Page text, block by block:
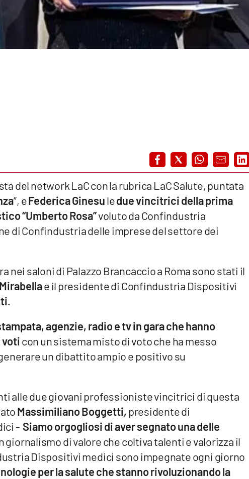
del network LaC con la rubrica LaC Salute, puntata
”, eFederica Ginesuledue vincitrici della prima
“Umberto Rosa”voluto da Confindustria
di Confindustria delle imprese del settore dei
nei saloni di Palazzo Brancaccio a Roma sono stati il
e il presidente di Confindustria Dispositivi
agenzie, radio e tv in gara che hanno
voticon un sistema misto di voto che ha messo
un dibattito ampio e positivo su
alle due giovani professioniste vincitrici di questa
Massimiliano Boggetti, presidente di
- Siamo orgogliosi di aver segnato una delle
giornalismo di valore che coltiva talenti e valorizza il
Dispositivi medici sono impegnate ogni giorno
per la salute che stanno rivoluzionando la